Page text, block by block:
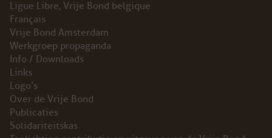
Ligue Libre, Vrije Bond belgique
Français
Vrije Bond Amsterdam
Werkgroep propaganda
Info / Downloads
Links
Logo’s
Over de Vrije Bond
Publicaties
Solidariteitskas